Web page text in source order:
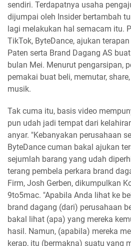
sendiri. Terdapatnya usaha
dijumpai oleh Insider bertambah
lagi melakukan hal semacam itu.
TikTok, ByteDance, ajukan
Paten serta Brand Dagang AS
bulan Mei. Menurut pengarsipan,
pemakai buat beli, memutar,
musik.
Tak cuma itu, basis video
pun udah jadi tempat dari
anyar. "Kebanyakan perusahaan
ByteDance cuman bakal ajukan
sejumlah barang yang udah
terang pembela perkara brand
Firm, Josh Gerben, dikumpulkan
9to5mac. "Apabila Anda lihat ke
brand dagang (dari) perusahaan
bakal lihat (apa) yang mereka
hasil. Namun, (apabila) mereka
kerap, itu (bermakna) suatu yang